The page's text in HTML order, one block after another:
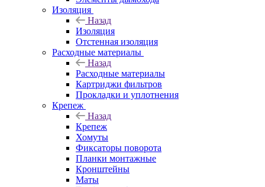
Изоляция
Назад
Изоляция
Отстенная изоляция
Расходные материалы
Назад
Расходные материалы
Картриджи фильтров
Прокладки и уплотнения
Крепеж
Назад
Крепеж
Хомуты
Фиксаторы поворота
Планки монтажные
Кронштейны
Маты